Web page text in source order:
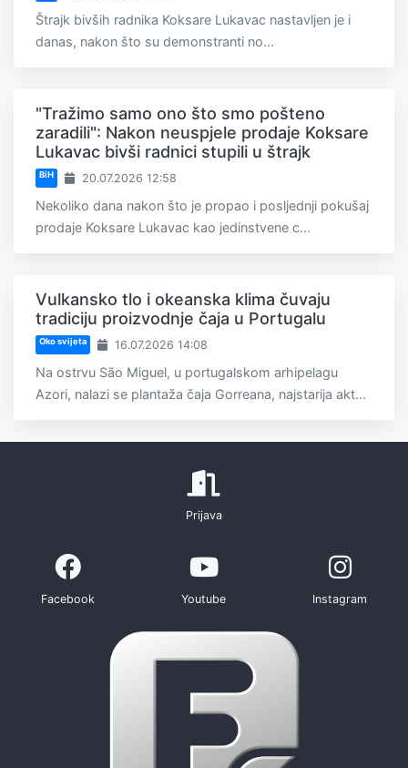
Štrajk bivših radnika Koksare Lukavac nastavljen je i
danas, nakon što su demonstranti no...
"Tražimo samo ono što smo pošteno
zaradili": Nakon neuspjele prodaje Koksare
Lukavac bivši radnici stupili u štrajk
BiH 20.07.2026 12:58
Nekoliko dana nakon što je propao i posljednji pokušaj
prodaje Koksare Lukavac kao jedinstvene c...
Vulkansko tlo i okeanska klima čuvaju
tradiciju proizvodnje čaja u Portugalu
Oko svijeta 16.07.2026 14:08
Na ostrvu São Miguel, u portugalskom arhipelagu
Azori, nalazi se plantaža čaja Gorreana, najstarija akt...
Prijava
Facebook Youtube Instagram